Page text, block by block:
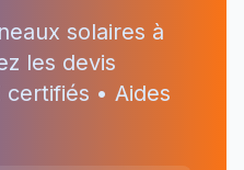
solaires à
les devis
certifiés • Aides